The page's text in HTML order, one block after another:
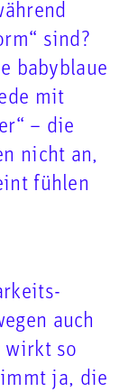
sind?
babyblaue
mit
– die
nicht an,
fühlen
auch
wirkt so
ja, die